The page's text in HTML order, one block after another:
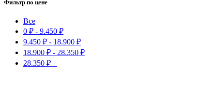
Фильтр по цене
Все
0 ₽ - 9.450 ₽
9.450 ₽ - 18.900 ₽
18.900 ₽ - 28.350 ₽
28.350 ₽ +